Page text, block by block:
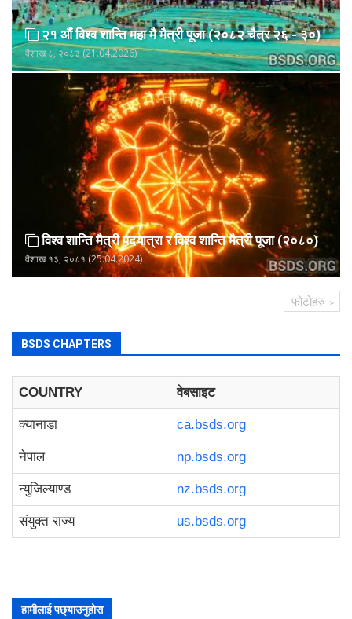
२१ औं विश्व शान्ति महा मै मैत्री पूजा (२०८२ चैत्र २६ - ३०)
वैशाख ८, २०८३ (21.04.2026)
विश्व शान्ति मैत्री पदयात्रा र विश्व शान्ति मैत्री पूजा (२०८०)
वैशाख १३, २०८१ (25.04.2024)
फोटोहरु
BSDS CHAPTERS
COUNTRY वेबसाइट
क्यानाडा ca.bsds.org
नेपाल np.bsds.org
न्युजिल्याण्ड nz.bsds.org
संयुक्त राज्य us.bsds.org
हामीलाई पछ्याउनुहोस